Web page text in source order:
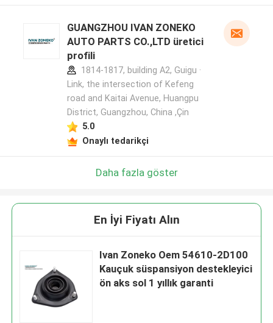
GUANGZHOU IVAN ZONEKO
AUTO PARTS CO.,LTD üretici
profili
1814-1817, building A2, Guigu ·
Link, the intersection of Kefeng
road and Kaitai Avenue, Huangpu
District, Guangzhou, China ,Çin
5.0
Onaylı tedarikçi
Daha fazla göster
En İyi Fiyatı Alın
Ivan Zoneko Oem 54610-2D100
Kauçuk süspansiyon destekleyici
ön aks sol 1 yıllık garanti